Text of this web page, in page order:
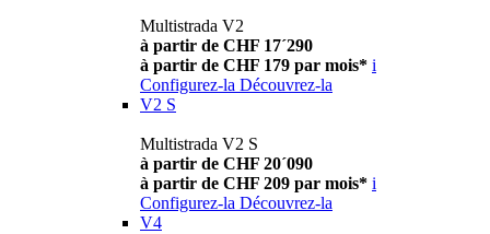
Multistrada V2
à partir de CHF 17´290
à partir de CHF 179 par mois* i
Configurez-la Découvrez-la
V2 S
Multistrada V2 S
à partir de CHF 20´090
à partir de CHF 209 par mois* i
Configurez-la Découvrez-la
V4